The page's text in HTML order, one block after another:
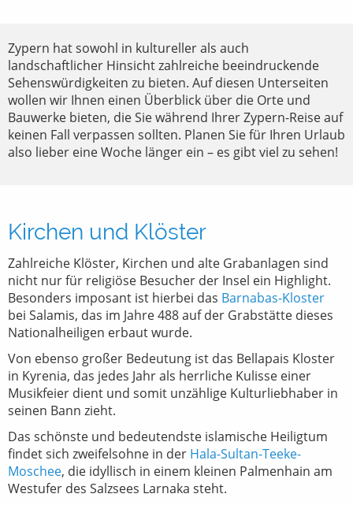
Zypern hat sowohl in kultureller als auch
landschaftlicher Hinsicht zahlreiche beeindruckende
Sehenswürdigkeiten zu bieten. Auf diesen Unterseiten
wollen wir Ihnen einen Überblick über die Orte und
Bauwerke bieten, die Sie während Ihrer Zypern-Reise auf
keinen Fall verpassen sollten. Planen Sie für Ihren Urlaub
also lieber eine Woche länger ein – es gibt viel zu sehen!
Kirchen und Klöster
Zahlreiche Klöster, Kirchen und alte Grabanlagen sind
nicht nur für religiöse Besucher der Insel ein Highlight.
Besonders imposant ist hierbei das Barnabas-Kloster
bei Salamis, das im Jahre 488 auf der Grabstätte dieses
Nationalheiligen erbaut wurde.
Von ebenso großer Bedeutung ist das Bellapais Kloster
in Kyrenia, das jedes Jahr als herrliche Kulisse einer
Musikfeier dient und somit unzählige Kulturliebhaber in
seinen Bann zieht.
Das schönste und bedeutendste islamische Heiligtum
findet sich zweifelsohne in der Hala-Sultan-Teeke-
Moschee, die idyllisch in einem kleinen Palmenhain am
Westufer des Salzsees Larnaka steht.